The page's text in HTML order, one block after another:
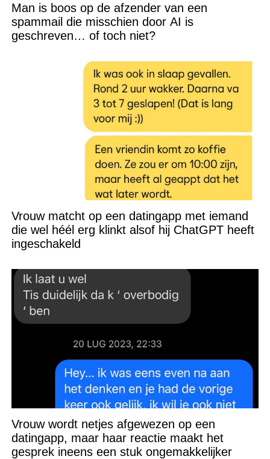
Man is boos op de afzender van een
spammail die misschien door AI is
geschreven… of toch niet?
Vrouw matcht op een datingapp met iemand
die wel héél erg klinkt alsof hij ChatGPT heeft
ingeschakeld
Vrouw wordt netjes afgewezen op een
datingapp, maar haar reactie maakt het
gesprek ineens een stuk ongemakkelijker